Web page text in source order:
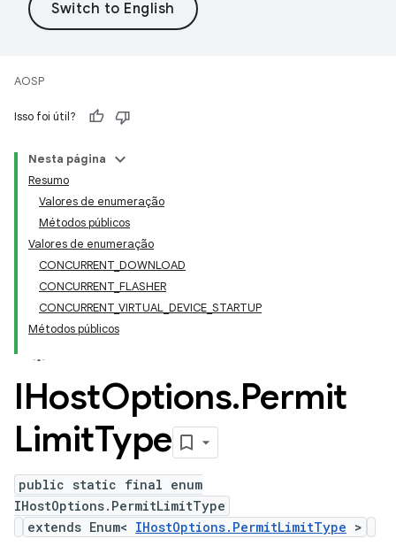
AOSP
Isso foi útil?
Nesta página
Resumo
Valores de enumeração
Métodos públicos
Valores de enumeração
CONCURRENT_DOWNLOAD
CONCURRENT_FLASHER
CONCURRENT_VIRTUAL_DEVICE_STARTUP
Métodos públicos
IHostOptions.Permit
LimitType
public static final enum
IHostOptions.PermitLimitType
extends Enum< IHostOptions.PermitLimitType >